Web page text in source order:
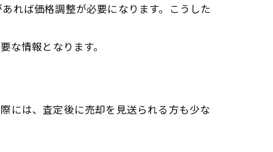
れば価格調整が必要になります。こうした
情報となります。
には、査定後に売却を見送られる方も少な